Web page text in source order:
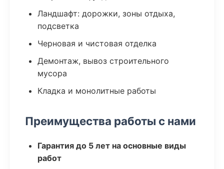
Ландшафт: дорожки, зоны отдыха,
подсветка
Черновая и чистовая отделка
Демонтаж, вывоз строительного
мусора
Кладка и монолитные работы
Преимущества работы с нами
Гарантия до 5 лет на основные виды
работ